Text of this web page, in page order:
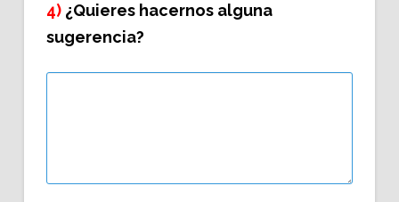
4)¿Quieres hacernos alguna
sugerencia?